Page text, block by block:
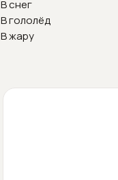
В снег
В гололёд
В жару